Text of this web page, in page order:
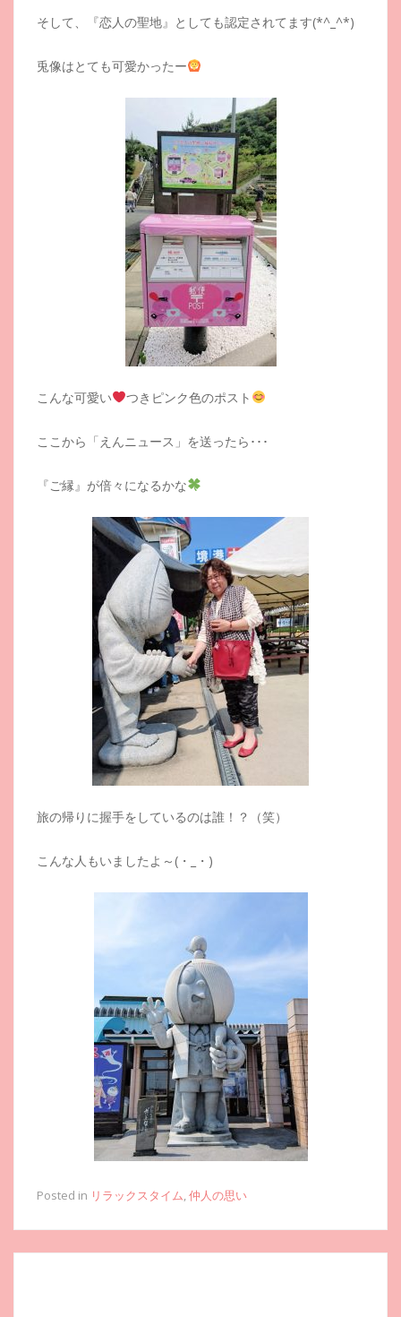
そして、『恋人の聖地』としても認定されてます(*^_^*)
兎像はとても可愛かったー
こんな可愛い つきピンク色のポスト
ここから「えんニュース」を送ったら･･･
『ご縁』が倍々になるかな
旅の帰りに握手をしているのは誰！？（笑）
こんな人もいましたよ～(・_・)
Posted in リラックスタイム 仲人の思い